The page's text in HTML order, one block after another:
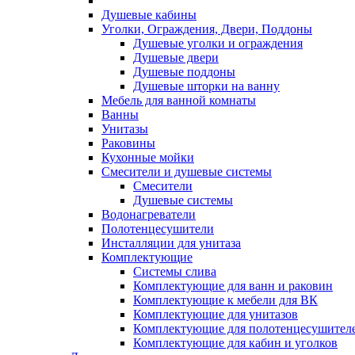
Душевые кабины
Уголки, Ограждения, Двери, Поддоны
Душевые уголки и ограждения
Душевые двери
Душевые поддоны
Душевые шторки на ванну
Мебель для ванной комнаты
Ванны
Унитазы
Раковины
Кухонные мойки
Смесители и душевые системы
Смесители
Душевые системы
Водонагреватели
Полотенцесушители
Инсталляции для унитаза
Комплектующие
Системы слива
Комплектующие для ванн и раковин
Комплектующие к мебели для ВК
Комплектующие для унитазов
Комплектующие для
Комплектующие для кабин и уголков